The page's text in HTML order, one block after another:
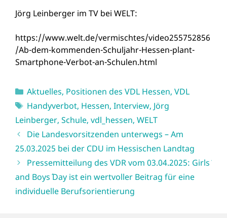
Jörg Leinberger im TV bei WELT:
https://www.welt.de/vermischtes/video255752856
/Ab-dem-kommenden-Schuljahr-Hessen-plant-
Smartphone-Verbot-an-Schulen.html
Kategorien
Aktuelles, Positionen des VDL Hessen, VDL
Schlagwörter
Handyverbot, Hessen, Interview, Jörg
Leinberger, Schule, vdl_hessen, WELT
Die Landesvorsitzenden unterwegs – Am
25.03.2025 bei der CDU im Hessischen Landtag
Pressemitteilung des VDR vom 03.04.2025: Girls´
and Boys´ Day ist ein wertvoller Beitrag für eine
individuelle Berufsorientierung